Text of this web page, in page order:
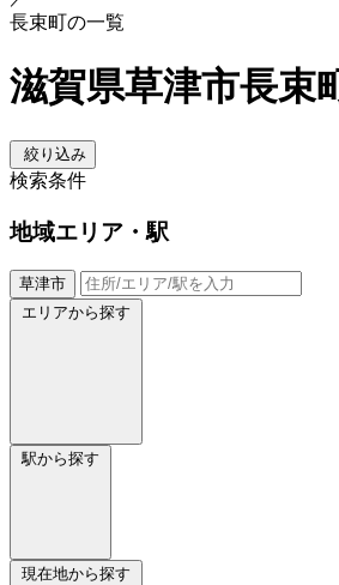
長束町の一覧
滋賀県草津市長束
絞り込み
検索条件
地域エリア・駅
草津市
エリアから探す
駅から探す
現在地から探す